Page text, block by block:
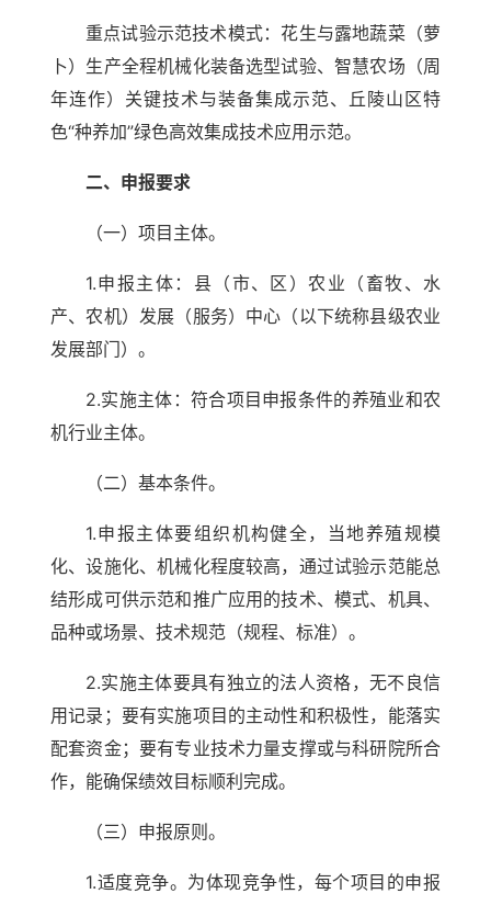
重点试验示范技术模式：花生与露地蔬菜（萝
卜）生产全程机械化装备选型试验、智慧农场（周
年连作）关键技术与装备集成示范、丘陵山区特
色“种养加”绿色高效集成技术应用示范。
二、申报要求
（一）项目主体。
1.申报主体：县（市、区）农业（畜牧、水
产、农机）发展（服务）中心（以下统称县级农业
发展部门）。
2.实施主体：符合项目申报条件的养殖业和农
机行业主体。
（二）基本条件。
1.申报主体要组织机构健全，当地养殖规模
化、设施化、机械化程度较高，通过试验示范能总
结形成可供示范和推广应用的技术、模式、机具、
品种或场景、技术规范（规程、标准）。
2.实施主体要具有独立的法人资格，无不良信
用记录；要有实施项目的主动性和积极性，能落实
配套资金；要有专业技术力量支撑或与科研院所合
作，能确保绩效目标顺利完成。
（三）申报原则。
1.适度竞争。为体现竞争性，每个项目的申报